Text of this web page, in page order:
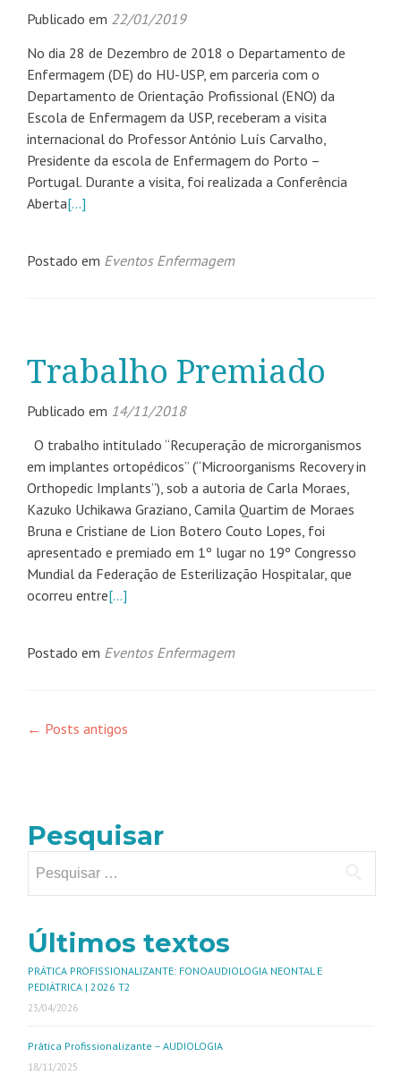
Publicado em 22/01/2019
No dia 28 de Dezembro de 2018 o Departamento de
Enfermagem (DE) do HU-USP, em parceria com o
Departamento de Orientação Profissional (ENO) da
Escola de Enfermagem da USP, receberam a visita
internacional do Professor António Luís Carvalho,
Presidente da escola de Enfermagem do Porto –
Portugal. Durante a visita, foi realizada a Conferência
Aberta[…]
Postado em Eventos Enfermagem
Trabalho Premiado
Publicado em 14/11/2018
O trabalho intitulado “Recuperação de microrganismos
em implantes ortopédicos” (“Microorganisms Recovery in
Orthopedic Implants”), sob a autoria de Carla Moraes,
Kazuko Uchikawa Graziano, Camila Quartim de Moraes
Bruna e Cristiane de Lion Botero Couto Lopes, foi
apresentado e premiado em 1º lugar no 19º Congresso
Mundial da Federação de Esterilização Hospitalar, que
ocorreu entre[…]
Postado em Eventos Enfermagem
← Posts antigos
Pesquisar
Últimos textos
PRÁTICA PROFISSIONALIZANTE: FONOAUDIOLOGIA NEONTAL E
PEDIÁTRICA | 2026 T2
23/04/2026
Prática Profissionalizante – AUDIOLOGIA
18/11/2025